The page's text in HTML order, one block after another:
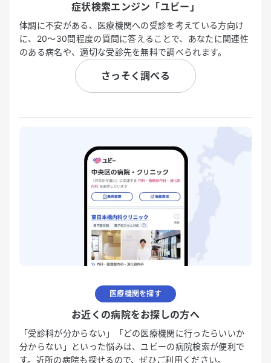
症状検索エンジン「ユビー」
体調に不安がある、医療機関への受診を考えている方向け
に、20〜30問程度の質問に答えることで、あなたに関連性
のある病名や、適切な受診先を無料で調べられます。
さっそく調べる
医療機関を探す
お近くの病院をお探しの方へ
「受診科が分からない」「どの医療機関に行ったらいいか
分からない」といった悩みは、ユビーの病院検索が便利で
す。近所の病院も探せるので、ぜひご利用ください。